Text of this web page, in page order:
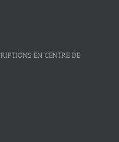
EN CENTRE DE